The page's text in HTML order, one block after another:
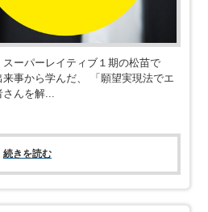
ーパーレイティブ１期の松苗で
事から学んだ、 「願望実現法でエ
さんを解...
続きを読む